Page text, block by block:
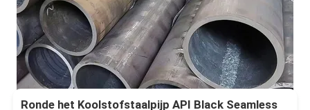
Ronde het Koolstofstaalpijp API Black Seamless